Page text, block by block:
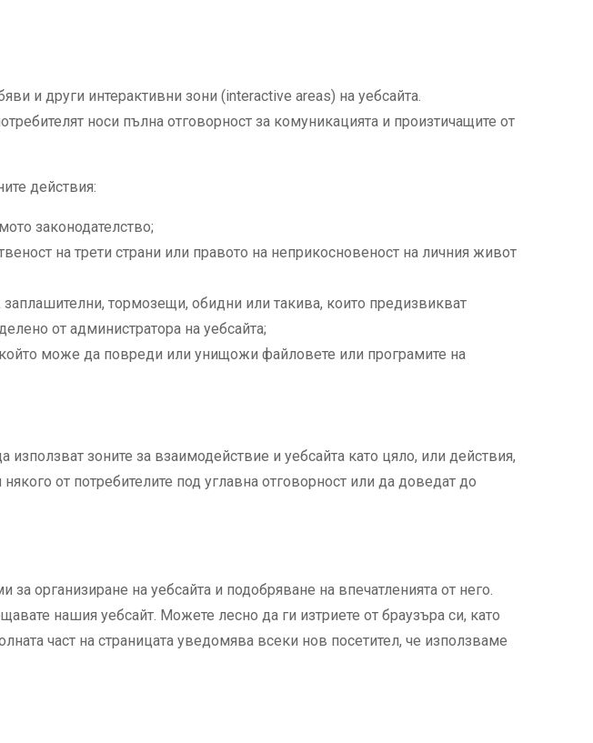
и други интерактивни зони (interactive areas) на уебсайта.
носи пълна отговорност за комуникацията и произтичащите от
действия:
законодателство;
на трети страни или правото на неприкосновеност на личния живот
тормозещи, обидни или такива, които предизвикват
от администратора на уебсайта;
може да повреди или унищожи файловете или програмите на
зоните за взаимодействие и уебсайта като цяло, или действия,
от потребителите под углавна отговорност или да доведат до
организиране на уебсайта и подобряване на впечатленията от него.
нашия уебсайт. Можете лесно да ги изтриете от браузъра си, като
част на страницата уведомява всеки нов посетител, че използваме